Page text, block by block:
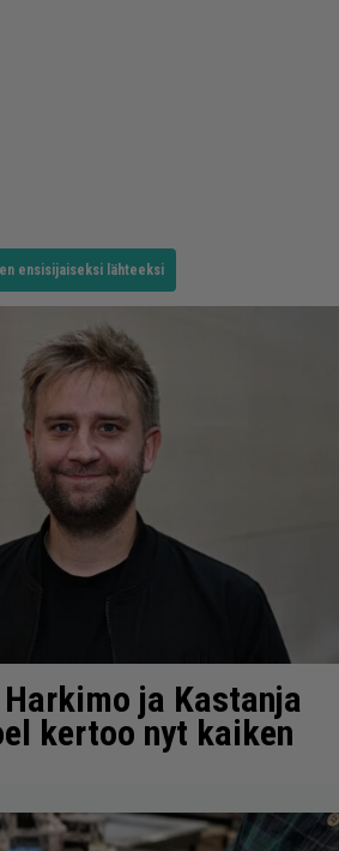
ensisijaiseksi lähteeksi
ja Kastanja
kertoo nyt kaiken